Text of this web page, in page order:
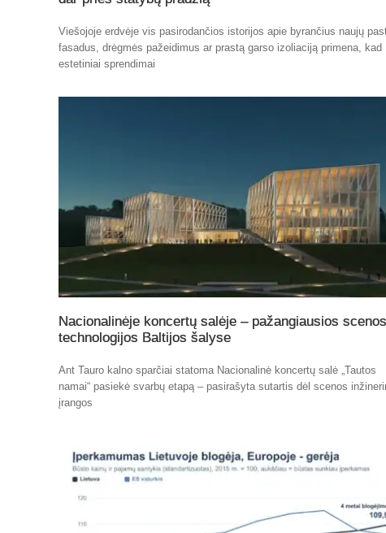
Viešojoje erdvėje vis pasirodančios istorijos apie byrančius naujų
fasadus, drėgmės pažeidimus ar prastą garso izoliaciją primena, kad
estetiniai sprendimai
Nacionalinėje koncertų salėje – pažangiausios scenos
technologijos Baltijos šalyse
Ant Tauro kalno sparčiai statoma Nacionalinė koncertų salė „Tautos
namai“ pasiekė svarbų etapą – pasirašyta sutartis dėl scenos
įrangos